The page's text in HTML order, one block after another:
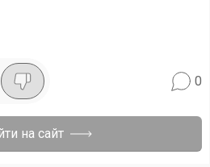
0
на сайт